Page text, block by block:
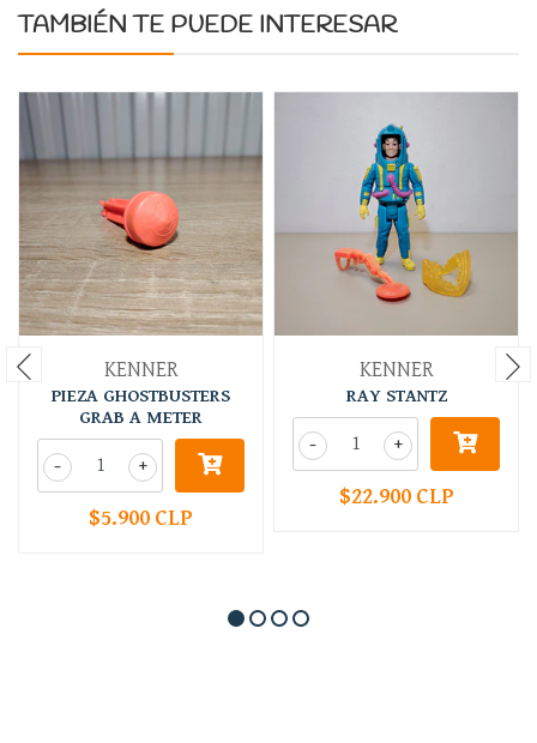
TAMBIÉN TE PUEDE INTERESAR
KENNER
PIEZA GHOSTBUSTERS
GRAB A METER
+
-
$5.900 CLP
KENNER
RAY STANTZ
+
-
$22.900 CLP